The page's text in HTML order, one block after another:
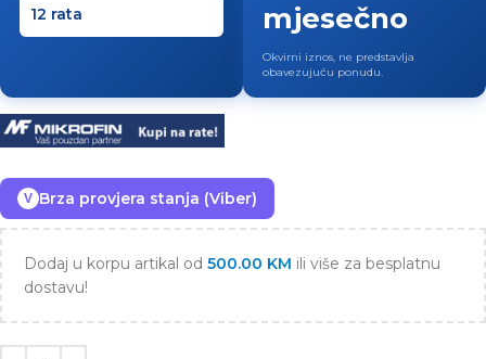
mjesečno
Okvirni iznos, ne predstavlja
obavezujuću ponudu.
V Brza provjera stanja (Viber)
Dodaj u korpu artikal od 500.00 KM ili više za besplatnu
dostavu!